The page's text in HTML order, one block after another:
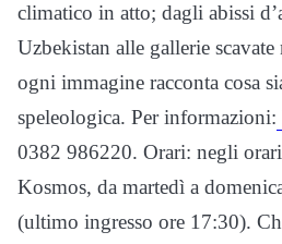
climatico in atto; dagli abissi
Uzbekistan alle gallerie
ogni immagine racconta cosa
speleologica. Per informazioni:
0382 986220. Orari: negli
Kosmos, da martedì a
(ultimo ingresso ore 17:30).